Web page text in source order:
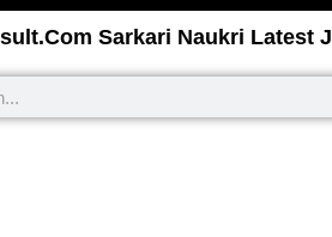
Sarkari Naukri Latest